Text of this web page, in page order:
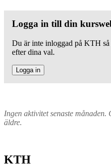
Logga in till din
Du är inte inloggad på KTH så
efter dina val.
Logga in
Ingen aktivitet senaste månaden.
äldre.
KTH